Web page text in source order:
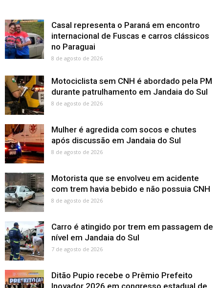
Casal representa o Paraná em encontro
internacional de Fuscas e carros clássicos
no Paraguai
8 de agosto de 2026
Motociclista sem CNH é abordado pela PM
durante patrulhamento em Jandaia do Sul
8 de agosto de 2026
Mulher é agredida com socos e chutes
após discussão em Jandaia do Sul
8 de agosto de 2026
Motorista que se envolveu em acidente
com trem havia bebido e não possuia CNH
8 de agosto de 2026
Carro é atingido por trem em passagem de
nível em Jandaia do Sul
7 de agosto de 2026
Ditão Pupio recebe o Prêmio Prefeito
Inovador 2026 em congresso estadual de